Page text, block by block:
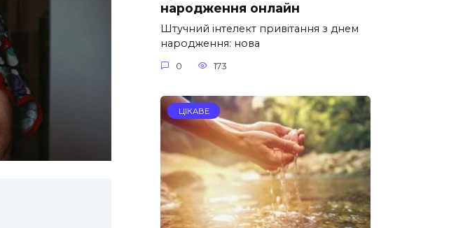
народження онлайн
Штучний інтелект привітання з днем
народження: нова
0 173
ЦІКАВЕ